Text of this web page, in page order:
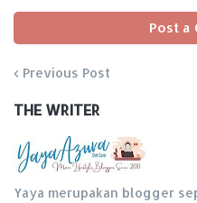
Post a
Previous Post
THE WRITER
Yaya merupakan blogger